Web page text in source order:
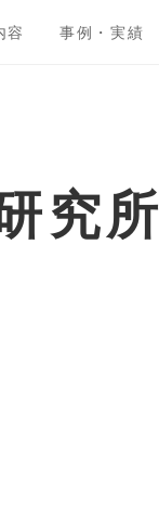
容 事例・実績
究所